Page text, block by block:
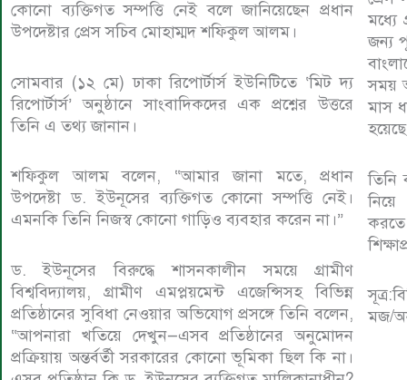
কোনো ব্যক্তিগত সম্পত্তি নেই বলে জানিয়েছেন প্রধান
উপদেষ্টার প্রেস সচিব মোহাম্মদ শফিকুল আলম।
সোমবার (১২ মে) ঢাকা রিপোর্টার্স ইউনিটিতে ‘মিট দ্য
রিপোর্টার্স’ অনুষ্ঠানে সাংবাদিকদের এক প্রশ্নের উত্তরে
তিনি এ তথ্য জানান।
শফিকুল আলম বলেন, “আমার জানা মতে, প্রধান
উপদেষ্টা ড. ইউনূসের ব্যক্তিগত কোনো সম্পত্তি নেই।
এমনকি তিনি নিজস্ব কোনো গাড়িও ব্যবহার করেন না।”
ড. ইউনূসের বিরুদ্ধে শাসনকালীন সময়ে গ্রামীণ
বিশ্ববিদ্যালয়, গ্রামীণ এমপ্লয়মেন্ট এজেন্সিসহ বিভিন্ন
প্রতিষ্ঠানের সুবিধা নেওয়ার অভিযোগ প্রসঙ্গে তিনি বলেন,
“আপনারা খতিয়ে দেখুন—এসব প্রতিষ্ঠানের অনুমোদন
প্রক্রিয়ায় অন্তর্বর্তী সরকারের কোনো ভূমিকা ছিল কি না।
মধ্যে
জন্য
সময়
মাস
তিনি
নিয়ে
মজ/